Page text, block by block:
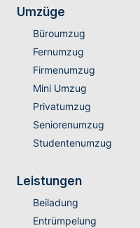
Umzüge
Büroumzug
Fernumzug
Firmenumzug
Mini Umzug
Privatumzug
Seniorenumzug
Studentenumzug
Leistungen
Beiladung
Entrümpelung